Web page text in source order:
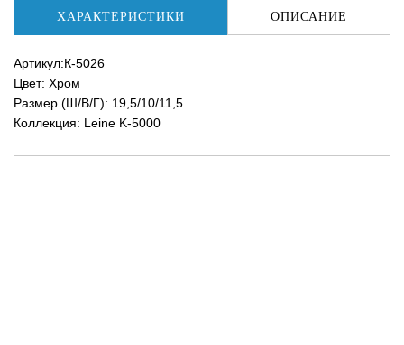
ХАРАКТЕРИСТИКИ ОПИСАНИЕ
Артикул:К-5026
Цвет: Хром
Размер (Ш/В/Г): 19,5/10/11,5
Коллекция: Leine K-5000